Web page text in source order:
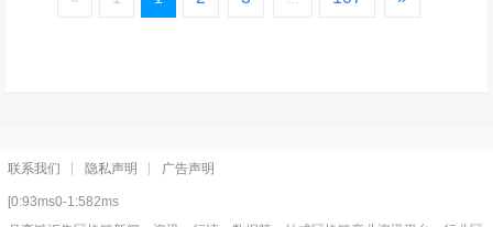
联系我们 隐私声明 广告声明
[0:93ms0-1:582ms